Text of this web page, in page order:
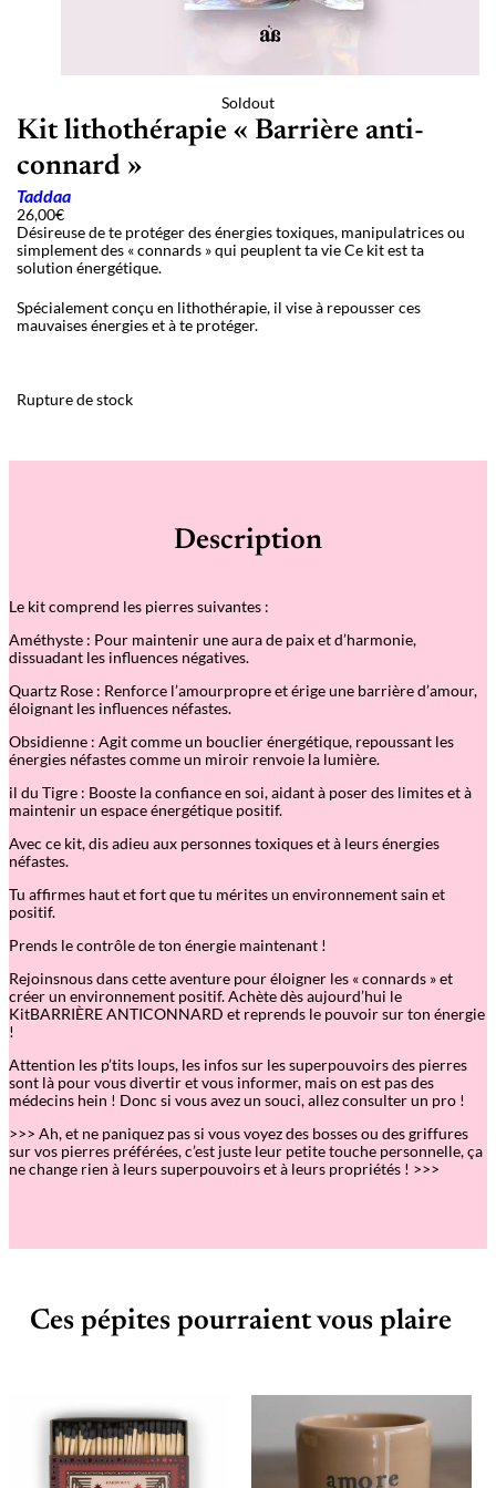
Soldout
Kit lithothérapie « Barrière anti-
connard »
Taddaa
26,00€
Désireuse de te protéger des énergies toxiques, manipulatrices ou
simplement des « connards » qui peuplent ta vie Ce kit est ta
solution énergétique.
Spécialement conçu en lithothérapie, il vise à repousser ces
mauvaises énergies et à te protéger.
Rupture de stock
Description
Le kit comprend les pierres suivantes :
Améthyste : Pour maintenir une aura de paix et d’harmonie,
dissuadant les influences négatives.
Quartz Rose : Renforce l’amourpropre et érige une barrière d’amour,
éloignant les influences néfastes.
Obsidienne : Agit comme un bouclier énergétique, repoussant les
énergies néfastes comme un miroir renvoie la lumière.
il du Tigre : Booste la confiance en soi, aidantà poser des limites et à
maintenir un espace énergétique positif.
Avec ce kit, dis adieu aux personnes toxiques et à leurs énergies
néfastes.
Tu affirmes haut et fort que tu mérites un environnement sain et
positif.
Prends le contrôle de ton énergie maintenant !
Rejoinsnous dans cette aventure pour éloigner les « connards » et
créer un environnement positif. Achète dès aujourd’hui le
KitBARRIÈRE ANTICONNARD et reprends le pouvoir sur ton énergie
!
Attention les p’tits loups, les infos sur les superpouvoirs des pierres
sont là pour vous divertir et vous informer, mais on est pas des
médecins hein ! Donc si vous avez un souci, allez consulter un pro !
>>> Ah, et ne paniquez pas si vous voyez des bosses ou des griffures
sur vos pierres préférées, c’est juste leur petite touche personnelle, ça
ne change rien à leurs superpouvoirs et à leurs propriétés ! >>>
Ces pépites pourraient vous plaire